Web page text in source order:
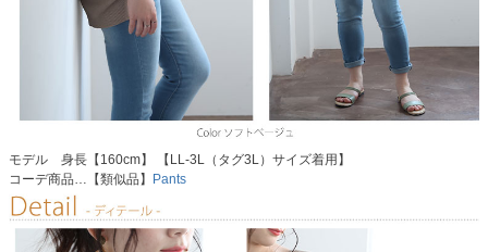
モデル 身長【160cm】 【LL-3L（タグ3L）サイズ着用】
コーデ商品…【類似品】 Pants